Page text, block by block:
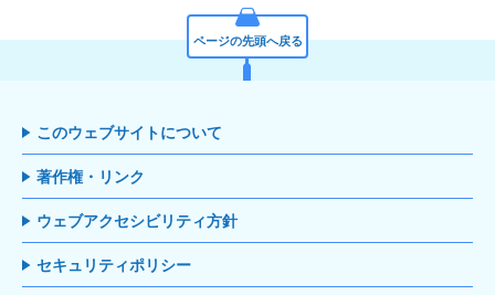
ページの先頭へ戻る
このウェブサイトについて
著作権・リンク
ウェブアクセシビリティ方針
セキュリティポリシー